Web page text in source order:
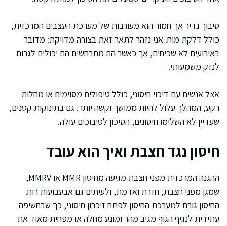
סיבוך נדיר אך חמור הוא מעורבות של מערכת העצבים המרכזית,
כולל דלקת מוח. אני נזהר לתאר זאת בצורה מדויקת: מדובר
באירועים לא שכיחים, אך כאשר הם מתרחשים הם יכולים לגרום
לנזק משמעותי.
אצל אנשים עם דיכוי חיסוני, כולל טיפולים מסוימים או מחלות
רקע, המהלך עלול להיות ממושך וקשה יותר. גם בתינוקות קטנים,
שעדיין לא השלימו חיסונים, הסיכון לסיבוכים עולה.
חיסון נגד חצבת ואיך הוא עובד
ההגנה המרכזית מפני חצבת מגיעה מחיסון MMR או MMRV,
שמגן מפני חצבת, חזרת ואדמת, ולעיתים גם אבעבועות רוח.
החיסון גורם למערכת החיסון לפתח זיכרון חיסוני, כך שבחשיפה
עתידית לנגיף הגוף מגיב מהר ומונע מחלה או מפחית מאוד את